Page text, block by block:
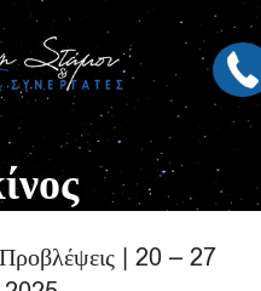
Προβλέψεις | 20 – 27